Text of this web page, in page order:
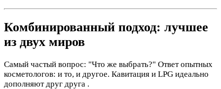
Комбинированный подход: лучшее
из двух миров
Самый частый вопрос: "Что же выбрать?" Ответ опытных
косметологов: и то, и другое. Кавитация и LPG идеально
дополняют друг друга .